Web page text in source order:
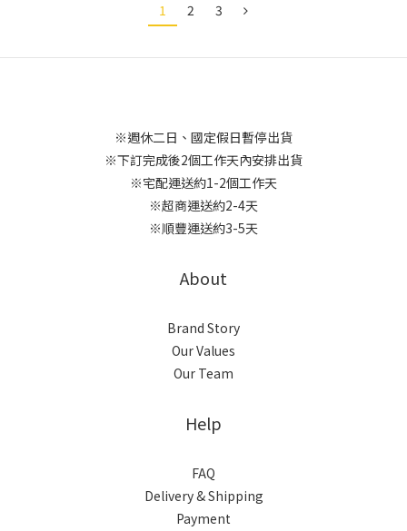
1 2 3
※週休二日、國定假日暫停出貨
※下訂完成後2個工作天內安排出貨
※宅配運送約1-2個工作天
※超商運送約2-4天
※順豐運送約3-5天
About
Brand Story
Our Values
Our Team
Help
FAQ
Delivery & Shipping
Payment